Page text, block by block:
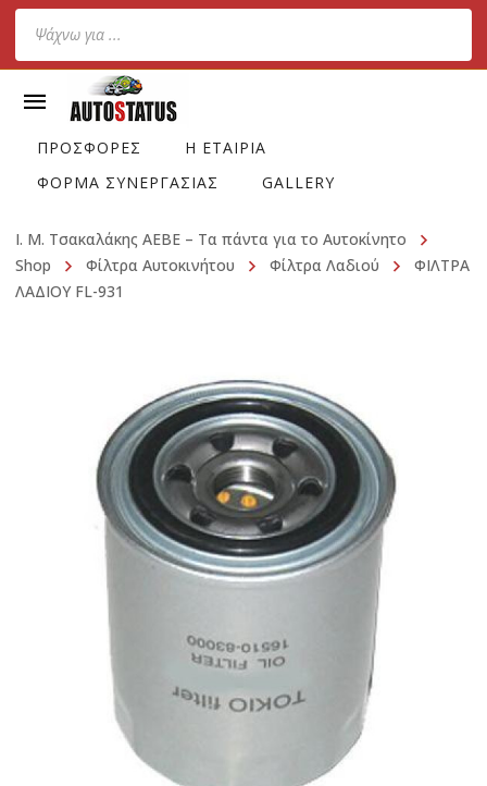
Products
search
ΠΡΟΣΦΟΡΕΣ
Η ΕΤΑΙΡΙΑ
ΦΟΡΜΑ ΣΥΝΕΡΓΑΣΙΑΣ
GALLERY
Ι. Μ. Τσακαλάκης ΑΕΒΕ – Τα πάντα για το Αυτοκίνητο
Shop
Φίλτρα Αυτοκινήτου Φίλτρα Λαδιού
ΦΙΛΤΡΑ
ΛΑΔΙΟΥ FL-931